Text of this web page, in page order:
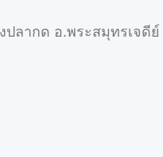
ปลากด อ.พระสมุทรเจดีย์